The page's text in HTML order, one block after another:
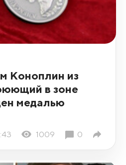
Коноплин из
в зоне
медалью
1009 0